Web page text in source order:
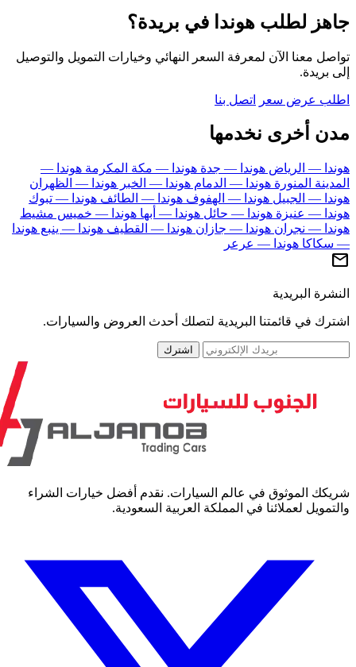
لطلب هوندا في بريدة؟
معنا الآن لمعرفة السعر النهائي وخيارات التمويل والتوصيل
بريدة.
عرض سعر اتصل بنا
أخرى نخدمها
— الرياضهوندا — جدة هوندا — مكة المكرمةهوندا —
المنورةهوندا — الدمامهوندا — الخبرهوندا — الظهران
— الجبيلهوندا — الهفوفهوندا — الطائفهوندا — تبوك
— عنيزةهوندا — حائلهوندا — أبهاهوندا — خميس مشيط
— نجرانهوندا — جازانهوندا — القطيفهوندا — ينبع هوندا
هوندا — عرعر
البريدية
في قائمتنا البريدية لتصلك أحدث العروض والسيارات.
اشترك
الموثوق في عالم السيارات. نقدم أفضل خيارات الشراء
لعملائنا في المملكة العربية السعودية.